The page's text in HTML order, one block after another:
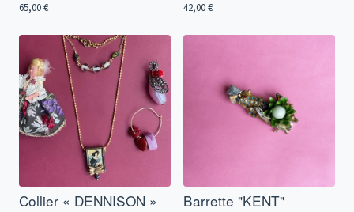
65,00€ 42,00€
Collier « DENNISON » Barrette "KENT"